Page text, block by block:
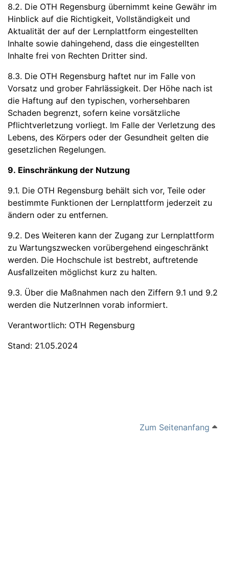
8.2. Die OTH Regensburg übernimmt keine Gewähr im
Hinblick auf die Richtigkeit, Vollständigkeit und
Aktualität der auf der Lernplattform eingestellten
Inhalte sowie dahingehend, dass die eingestellten
Inhalte frei von Rechten Dritter sind.
8.3. Die OTH Regensburg haftet nur im Falle von
Vorsatz und grober Fahrlässigkeit. Der Höhe nach ist
die Haftung auf den typischen, vorhersehbaren
Schaden begrenzt, sofern keine vorsätzliche
Pflichtverletzung vorliegt. Im Falle der Verletzung des
Lebens, des Körpers oder der Gesundheit gelten die
gesetzlichen Regelungen.
9. Einschränkung der Nutzung
9.1. Die OTH Regensburg behält sich vor, Teile oder
bestimmte Funktionen der Lernplattform jederzeit zu
ändern oder zu entfernen.
9.2. Des Weiteren kann der Zugang zur Lernplattform
zu Wartungszwecken vorübergehend eingeschränkt
werden. Die Hochschule ist bestrebt, auftretende
Ausfallzeiten möglichst kurz zu halten.
9.3. Über die Maßnahmen nach den Ziffern 9.1 und 9.2
werden die NutzerInnen vorab informiert.
Verantwortlich: OTH Regensburg
Stand: 21.05.2024
Zum Seitenanfang